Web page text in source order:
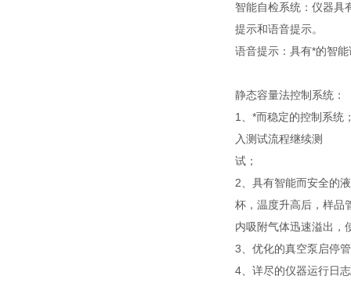
智能自检系统：仪器具
提示和语音提示。
语音提示：具有*的智
静态容量法控制系统：
1、*而稳定的控制系统
入测试流程继续测
试；
2、具有智能而安全的
杯，温度升高后，样品
内吸附气体迅速溢出，
3、优化的真空泵启停
4、详尽的仪器运行日